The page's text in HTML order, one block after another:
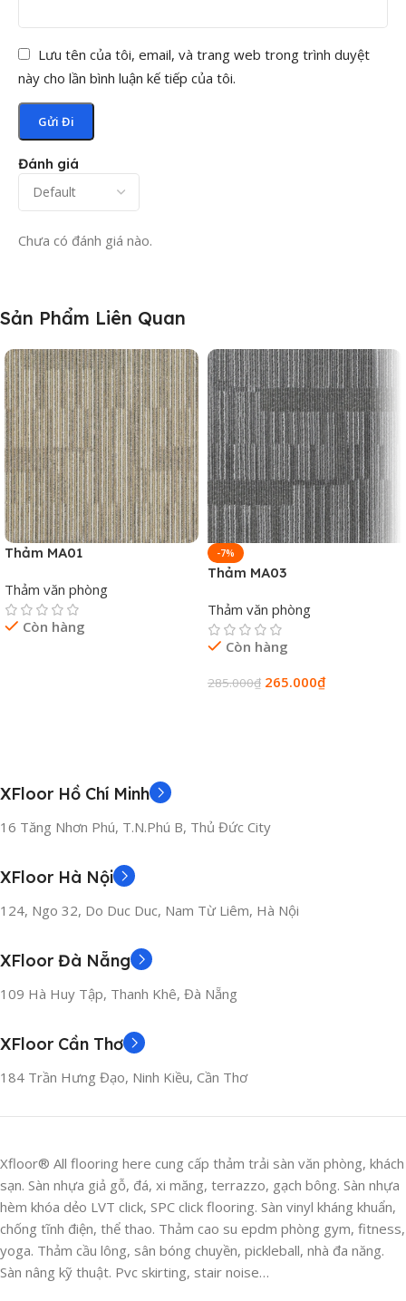
Đánh giá
Chưa có đánh giá nào.
Lưu tên của tôi, email, và trang web trong trình duyệt
này cho lần bình luận kế tiếp của tôi.
Sản Phẩm Liên Quan
Thảm MA01
Thảm văn phòng
Còn hàng
-7%
Thảm MA03
Thảm văn phòng
Còn hàng
285.000₫ 265.000₫
XFloor Hồ Chí Minh
16 Tăng Nhơn Phú, T.N.Phú B, Thủ Đức City
XFloor Hà Nội
124, Ngo 32, Do Duc Duc, Nam Từ Liêm, Hà Nội
XFloor Đà Nẵng
109 Hà Huy Tập, Thanh Khê, Đà Nẵng
XFloor Cần Thơ
184 Trần Hưng Đạo, Ninh Kiều, Cần Thơ
Xfloor® All flooring here cung cấp thảm trải sàn văn phòng, khách
sạn. Sàn nhựa giả gỗ, đá, xi măng, terrazzo, gạch bông. Sàn nhựa
hèm khóa dẻo LVT click, SPC click flooring. Sàn vinyl kháng khuẩn,
chống tĩnh điện, thể thao. Thảm cao su epdm phòng gym, fitness,
yoga. Thảm cầu lông, sân bóng chuyền, pickleball, nhà đa năng.
Sàn nâng kỹ thuật. Pvc skirting, stair noise…